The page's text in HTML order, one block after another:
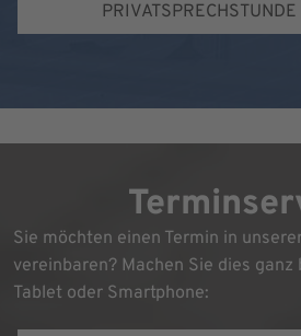
Sie möchten einen Termin in
vereinbaren? Machen Sie dies ganz
Tablet oder Smartphone: